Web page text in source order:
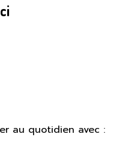
au quotidien avec :